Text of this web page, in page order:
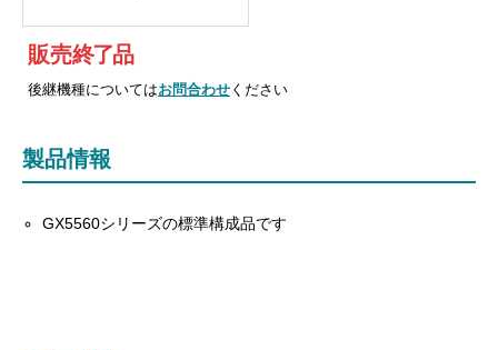
販売終了品
後継機種についてはお問合わせ ください
製品情報
GX5560シリーズの標準構成品です